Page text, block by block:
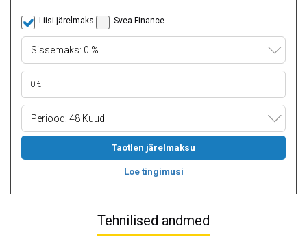
Liisi järelmaks Svea Finance
Sissemaks: 0 %
Periood: 48 Kuud
Taotlen järelmaksu
Loe tingimusi
Tehnilised andmed